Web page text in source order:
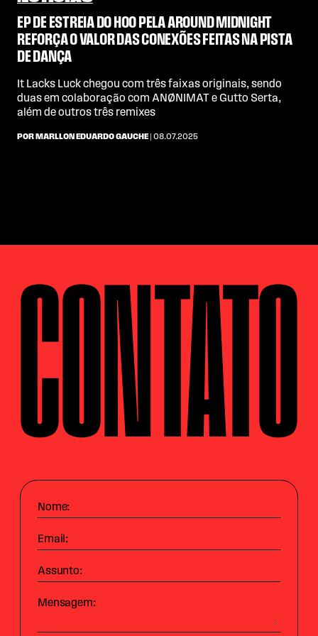
EP DE ESTREIA DO HOO PELA AROUND MIDNIGHT
REFORÇA O VALOR DAS CONEXÕES FEITAS NA PISTA
DE DANÇA
It Lacks Luck chegou com três faixas originais, sendo
duas em colaboração com ANØNIMAT e Gutto Serta,
além de outros três remixes
POR MARLLON EDUARDO GAUCHE | 08.07.2025
CONTATO
Nome:
Email:
Assunto:
Mensagem: